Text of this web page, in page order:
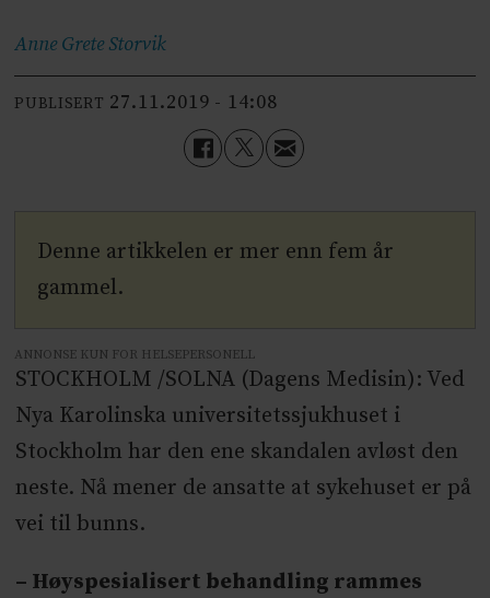
Anne Grete Storvik
PUBLISERT 27.11.2019 - 14:08
Denne artikkelen er mer enn fem år
gammel.
ANNONSE KUN FOR HELSEPERSONELL
STOCKHOLM /SOLNA (Dagens Medisin): Ved
Nya Karolinska universitetssjukhuset i
Stockholm har den ene skandalen avløst den
neste. Nå mener de ansatte at sykehuset er på
vei til bunns.
– Høyspesialisert behandling rammes